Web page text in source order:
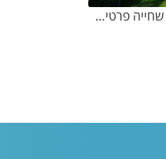
נופש במרכז עם בריכת שחייה פרטית מחוממת ומקורה